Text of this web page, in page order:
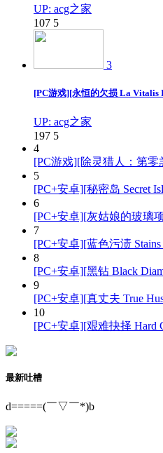
UP: acg之家
107 5
3
[PC游戏][永恒的欠损 La Vitalis
UP: acg之家
197 5
4
[PC游戏][除灵猎人：第零
5
[PC+安卓][秘密岛 Secret
6
[PC+安卓][灰姑娘的玻璃项
7
[PC+安卓][蓝色污渍
8
[PC+安卓][黑钻 Black
9
[PC+安卓][真丈夫 True
10
[PC+安卓][艰难抉择 Hard
最新吐槽
d=====(￣▽￣*)b